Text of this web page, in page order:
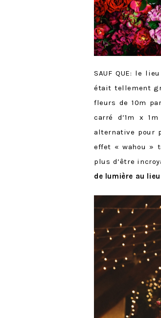
SAUF QUE: le
était tellement
fleurs de 10m
carré d’1m x
alternative pour
effet « wahou »
plus d’être
de lumière au lieu